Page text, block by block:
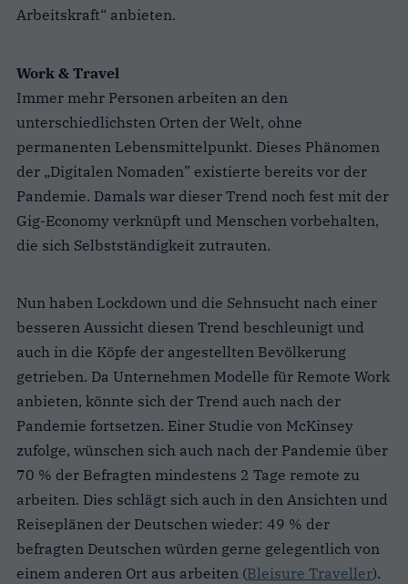
Arbeitskraft“ anbieten.
Work & Travel
Immer mehr Personen arbeiten an den
unterschiedlichsten Orten der Welt, ohne
permanenten Lebensmittelpunkt. Dieses Phänomen
der „Digitalen Nomaden” existierte bereits vor der
Pandemie. Damals war dieser Trend noch fest mit der
Gig-Economy verknüpft und Menschen vorbehalten,
die sich Selbstständigkeit zutrauten.
Nun haben Lockdown und die Sehnsucht nach einer
besseren Aussicht diesen Trend beschleunigt und
auch in die Köpfe der angestellten Bevölkerung
getrieben. Da Unternehmen Modelle für Remote Work
anbieten, könnte sich der Trend auch nach der
Pandemie fortsetzen. Einer Studie von McKinsey
zufolge, wünschen sich auch nach der Pandemie über
70 % der Befragten mindestens 2 Tage remote zu
arbeiten. Dies schlägt sich auch in den Ansichten und
Reiseplänen der Deutschen wieder: 49 % der
befragten Deutschen würden gerne gelegentlich von
einem anderen Ort aus arbeiten (Bleisure Traveller).